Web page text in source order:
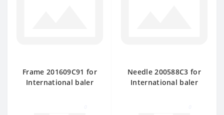
Frame 201609C91 for
International baler
Needle 200588С3 for
International baler